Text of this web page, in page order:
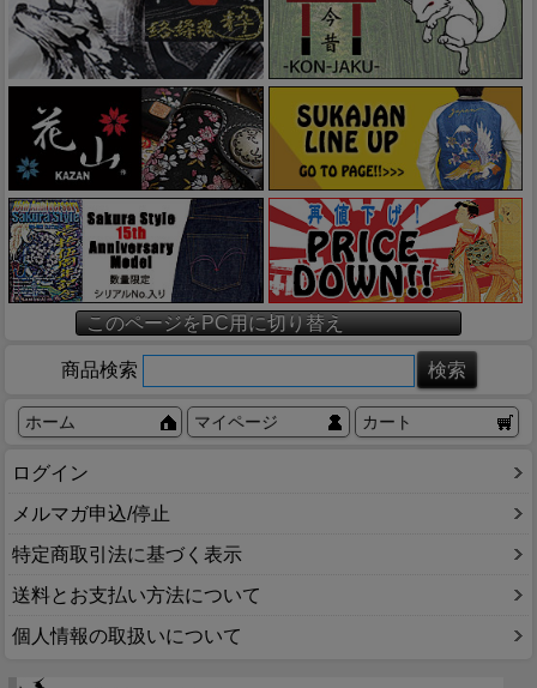
このページをPC用に切り替え
商品検索
ホーム マイページ カート
ログイン
メルマガ申込/停止
特定商取引法に基づく表示
送料とお支払い方法について
個人情報の取扱いについて